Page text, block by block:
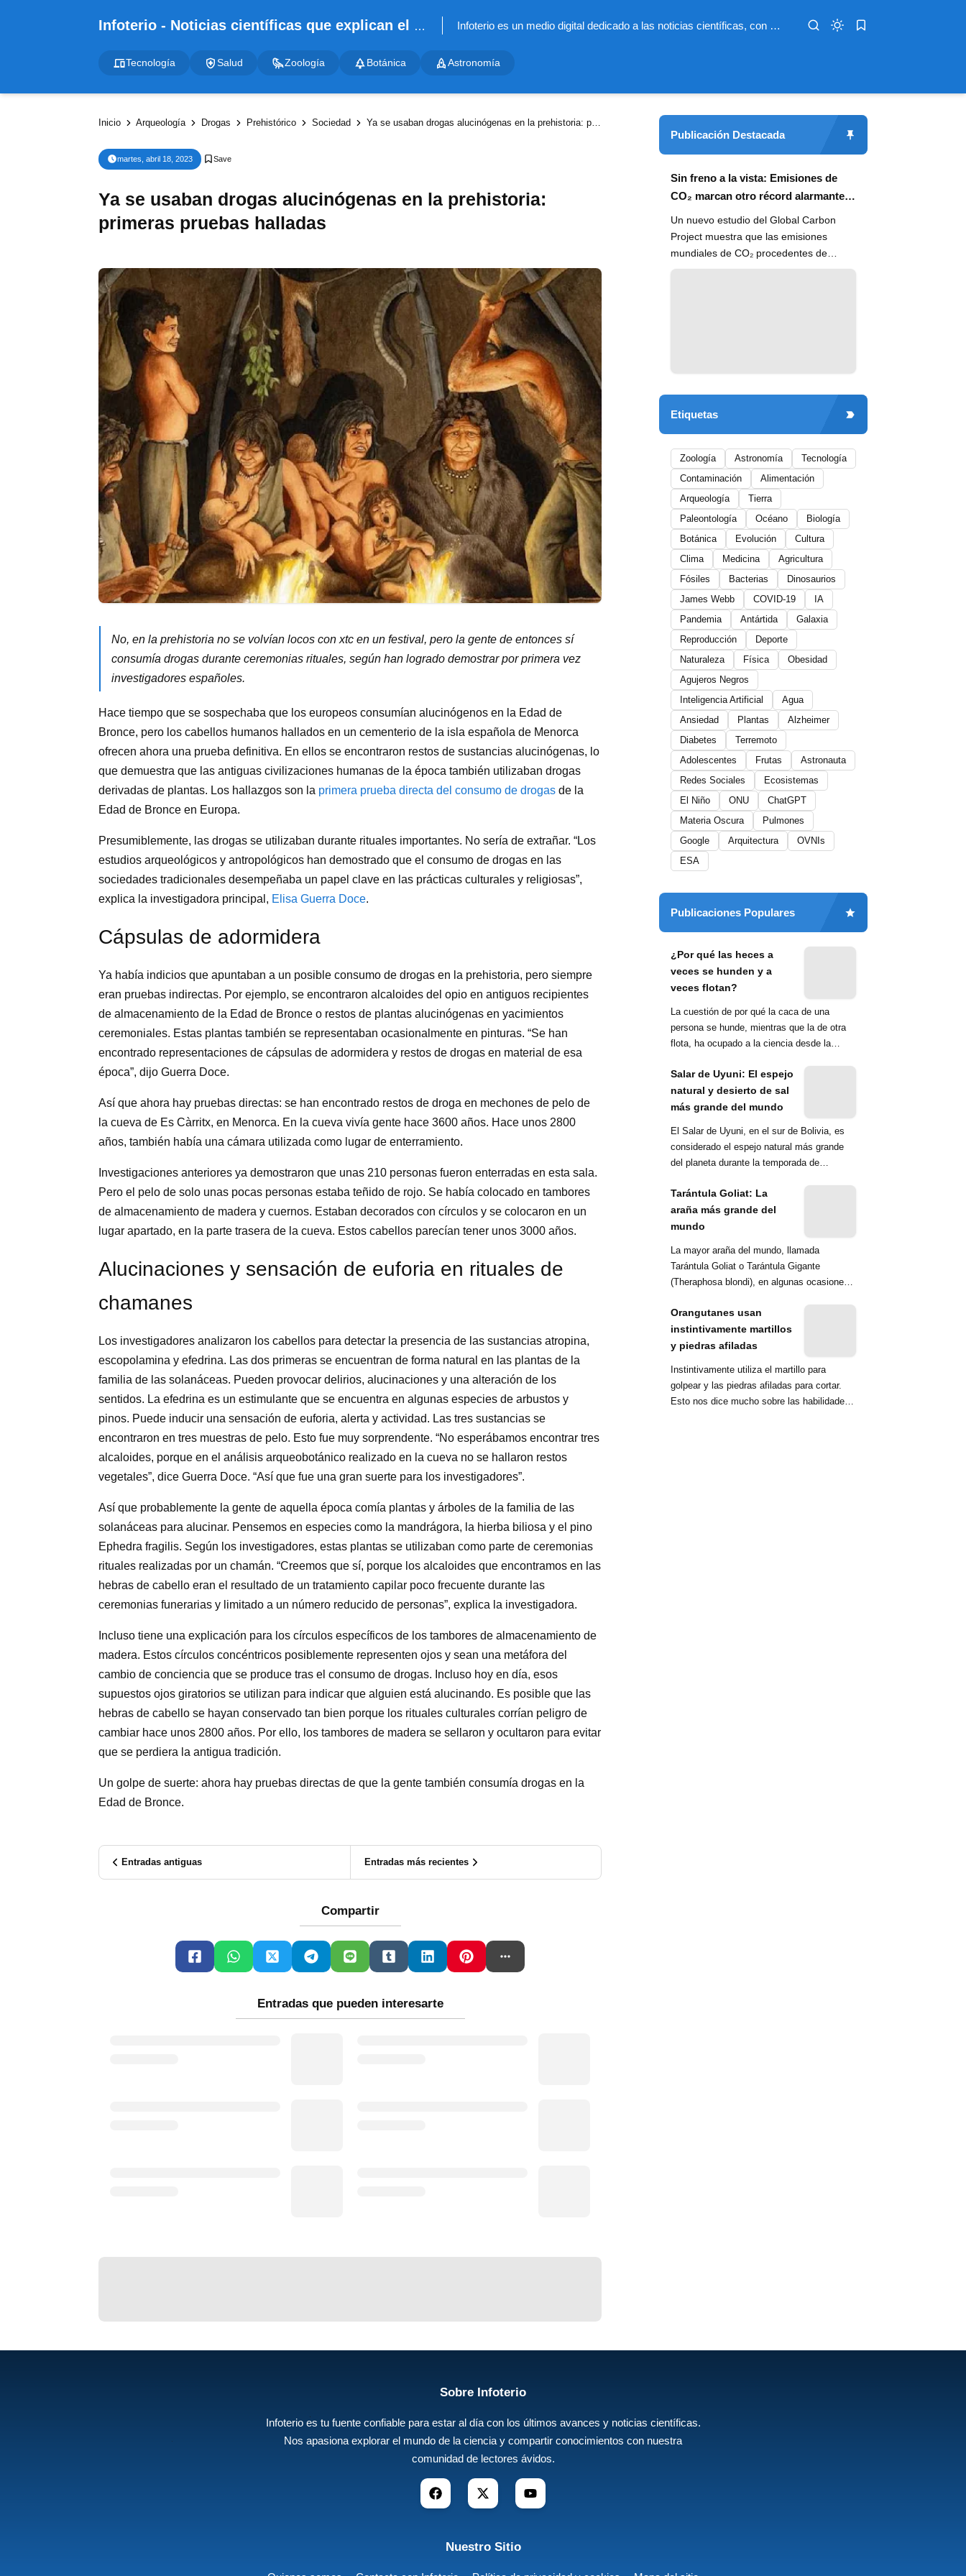
Infoterio - Noticias científicas que explican el mundo Infoterio es un medio digital dedicado a las noticias científicas, con artículos extensos y bien documentados sobre salud, medioambiente, tecnología, espacio, psicología, evolución y más. Nuestro objetivo es hacer accesible el conocimiento científico a lectores de habla hispana en todo el mundo, con información actualizada, fuentes confiables y explicaciones claras que conectan la ciencia con la vida cotidiana.
Tecnología Salud Zoología Botánica Astronomía
Inicio Arqueología Drogas Prehistórico Sociedad Ya se usaban drogas alucinógenas en la prehistoria: primeras pruebas halladas
martes, abril 18, 2023
Ya se usaban drogas alucinógenas en la prehistoria:
primeras pruebas halladas
No, en la prehistoria no se volvían locos con xtc en un festival, pero la gente de entonces sí
consumía drogas durante ceremonias rituales, según han logrado demostrar por primera vez
investigadores españoles.
Hace tiempo que se sospechaba que los europeos consumían alucinógenos en la Edad de
Bronce, pero los cabellos humanos hallados en un cementerio de la isla española de Menorca
ofrecen ahora una prueba definitiva. En ellos se encontraron restos de sustancias alucinógenas, lo
que demuestra que las antiguas civilizaciones humanas de la época también utilizaban drogas
derivadas de plantas. Los hallazgos son la primera prueba directa del consumo de drogas de la
Edad de Bronce en Europa.
Presumiblemente, las drogas se utilizaban durante rituales importantes. No sería de extrañar. “Los
estudios arqueológicos y antropológicos han demostrado que el consumo de drogas en las
sociedades tradicionales desempeñaba un papel clave en las prácticas culturales y religiosas”,
explica la investigadora principal, Elisa Guerra Doce.
Cápsulas de adormidera
Ya había indicios que apuntaban a un posible consumo de drogas en la prehistoria, pero siempre
eran pruebas indirectas. Por ejemplo, se encontraron alcaloides del opio en antiguos recipientes
de almacenamiento de la Edad de Bronce o restos de plantas alucinógenas en yacimientos
ceremoniales. Estas plantas también se representaban ocasionalmente en pinturas. “Se han
encontrado representaciones de cápsulas de adormidera y restos de drogas en material de esa
época”, dijo Guerra Doce.
Así que ahora hay pruebas directas: se han encontrado restos de droga en mechones de pelo de
la cueva de Es Càrritx, en Menorca. En la cueva vivía gente hace 3600 años. Hace unos 2800
años, también había una cámara utilizada como lugar de enterramiento.
Investigaciones anteriores ya demostraron que unas 210 personas fueron enterradas en esta sala.
Pero el pelo de solo unas pocas personas estaba teñido de rojo. Se había colocado en tambores
de almacenamiento de madera y cuernos. Estaban decorados con círculos y se colocaron en un
lugar apartado, en la parte trasera de la cueva. Estos cabellos parecían tener unos 3000 años.
Alucinaciones y sensación de euforia en rituales de
chamanes
Los investigadores analizaron los cabellos para detectar la presencia de las sustancias atropina,
escopolamina y efedrina. Las dos primeras se encuentran de forma natural en las plantas de la
familia de las solanáceas. Pueden provocar delirios, alucinaciones y una alteración de los
sentidos. La efedrina es un estimulante que se encuentra en algunas especies de arbustos y
pinos. Puede inducir una sensación de euforia, alerta y actividad. Las tres sustancias se
encontraron en tres muestras de pelo. Esto fue muy sorprendente. “No esperábamos encontrar tres
alcaloides, porque en el análisis arqueobotánico realizado en la cueva no se hallaron restos
vegetales”, dice Guerra Doce. “Así que fue una gran suerte para los investigadores”.
Así que probablemente la gente de aquella época comía plantas y árboles de la familia de las
solanáceas para alucinar. Pensemos en especies como la mandrágora, la hierba biliosa y el pino
Ephedra fragilis. Según los investigadores, estas plantas se utilizaban como parte de ceremonias
rituales realizadas por un chamán. “Creemos que sí, porque los alcaloides que encontramos en las
hebras de cabello eran el resultado de un tratamiento capilar poco frecuente durante las
ceremonias funerarias y limitado a un número reducido de personas”, explica la investigadora.
Incluso tiene una explicación para los círculos específicos de los tambores de almacenamiento de
madera. Estos círculos concéntricos posiblemente representen ojos y sean una metáfora del
cambio de conciencia que se produce tras el consumo de drogas. Incluso hoy en día, esos
supuestos ojos giratorios se utilizan para indicar que alguien está alucinando. Es posible que las
hebras de cabello se hayan conservado tan bien porque los rituales culturales corrían peligro de
cambiar hace unos 2800 años. Por ello, los tambores de madera se sellaron y ocultaron para evitar
que se perdiera la antigua tradición.
Un golpe de suerte: ahora hay pruebas directas de que la gente también consumía drogas en la
Edad de Bronce.
Entradas antiguas Entradas más recientes
Compartir
Entradas que pueden interesarte
Publicación Destacada
Sin freno a la vista: Emisiones de
CO₂ marcan otro récord alarmante
en 2024
Un nuevo estudio del Global Carbon
Project muestra que las emisiones
mundiales de CO₂ procedentes de
combustibles fósiles han alcanzado un
Etiquetas
Zoología Astronomía
Tecnología
Contaminación
Alimentación
Arqueología
Tierra
Paleontología
Océano
Biología
Botánica
Evolución
Cultura
Clima
Medicina
Agricultura
Fósiles
Bacterias
Dinosaurios
James Webb
COVID-19
IA
Pandemia
Antártida
Galaxia
Reproducción
Deporte
Naturaleza
Física
Obesidad
Agujeros Negros
Inteligencia Artificial
Agua
Ansiedad
Plantas
Alzheimer
Diabetes
Terremoto
Adolescentes
Frutas
Astronauta
Redes Sociales
Ecosistemas
El Niño
ONU
ChatGPT
Materia Oscura
Pulmones
Google
Arquitectura
OVNIs
ESA
Publicaciones Populares
¿Por qué las heces a
veces se hunden y a
veces flotan?
La cuestión de por qué la caca de una
persona se hunde, mientras que la de otra
flota, ha ocupado a la ciencia desde la
Salar de Uyuni: El espejo
natural y desierto de sal
más grande del mundo
El Salar de Uyuni, en el sur de Bolivia, es
considerado el espejo natural más grande
del planeta durante la temporada de
Tarántula Goliat: La
araña más grande del
mundo
La mayor araña del mundo, llamada
Tarántula Goliat o Tarántula Gigante
(Theraphosa blondi), en algunas ocasiones
Orangutanes usan
instintivamente martillos
y piedras afiladas
Instintivamente utiliza el martillo para
golpear y las piedras afiladas para cortar.
Esto nos dice mucho sobre las habilidades
Sobre Infoterio
Infoterio es tu fuente confiable para estar al día con los últimos avances y noticias científicas.
Nos apasiona explorar el mundo de la ciencia y compartir conocimientos con nuestra
comunidad de lectores ávidos.
Nuestro Sitio